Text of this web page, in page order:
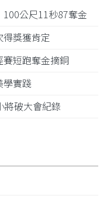
公尺11秒87奪金
獎獲肯定
短跑奪金摘銅
實踐
破大會紀錄